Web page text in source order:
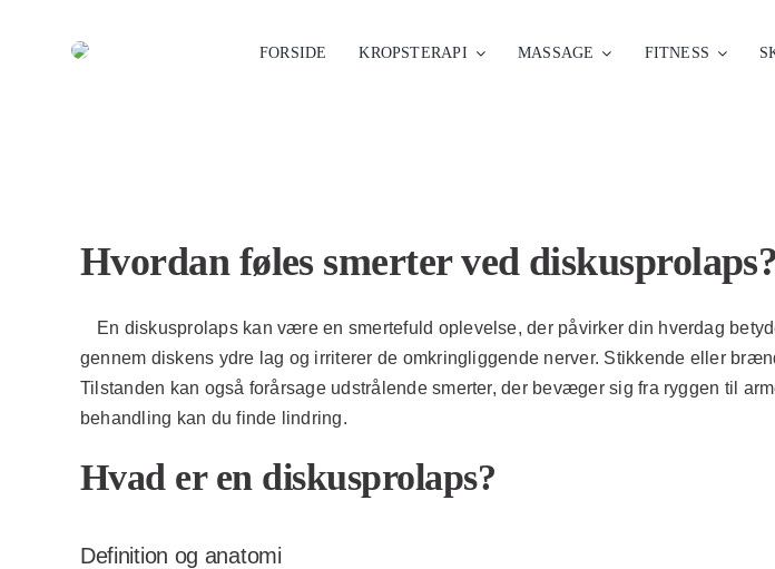
FORSIDE KROPSTERAPI MASSAGE FITNESS
Hvordan føles smerter ved diskusprolaps?
En diskusprolaps kan være en smertefuld oplevelse, der påvirker din hverdag
gennem diskens ydre lag og irriterer de omkringliggende nerver. Stikkende eller
Tilstanden kan også forårsage udstrålende smerter, der bevæger sig fra ryggen til
behandling kan du finde lindring.
Hvad er en diskusprolaps?
Definition og anatomi